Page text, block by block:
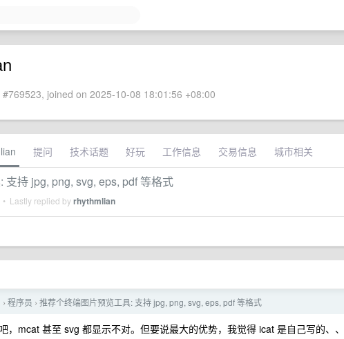
joined on 2025-10-08 18:01:56 +08:00
提问 技术话题 好玩 工作信息 交易信息 城市相关
持 jpg, png, svg, eps, pdf 等格式
• Lastly replied byrhythmlian
› 程序员 › 推荐个终端图片预览工具: 支持 jpg, png, svg, eps, pdf 等格式
，mcat 甚至 svg 都显示不对。但要说最大的优势，我觉得 icat 是自己写的、、